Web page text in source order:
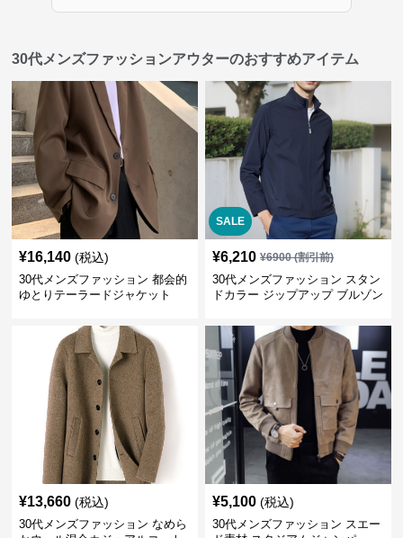
30代メンズファッションアウターのおすすめアイテム
¥16,140 (税込)
30代メンズファッション 都会的
ゆとりテーラードジャケット
SALE
¥6,210 ¥6900(割引前)
30代メンズファッション スタン
ドカラー ジップアップ ブルゾン
¥13,660 (税込)
30代メンズファッション なめら
¥5,100 (税込)
30代メンズファッション スエー